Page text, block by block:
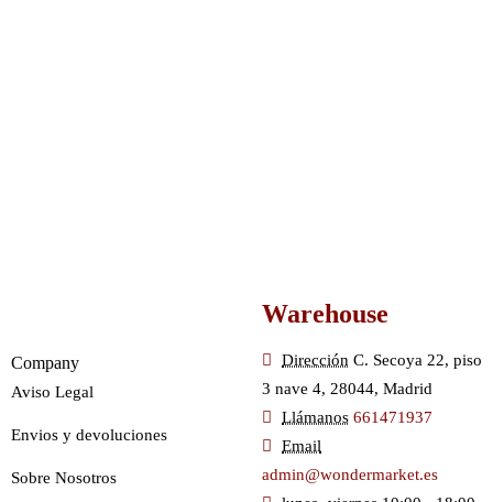
Company
Aviso Legal
Envios y devoluciones
Sobre Nosotros
Warehouse
Dirección C. Secoya 22, piso
3 nave 4, 28044, Madrid
Llámanos 661471937
Email
admin@wondermarket.es